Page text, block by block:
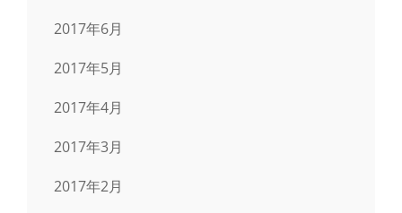
2017年6月
2017年5月
2017年4月
2017年3月
2017年2月